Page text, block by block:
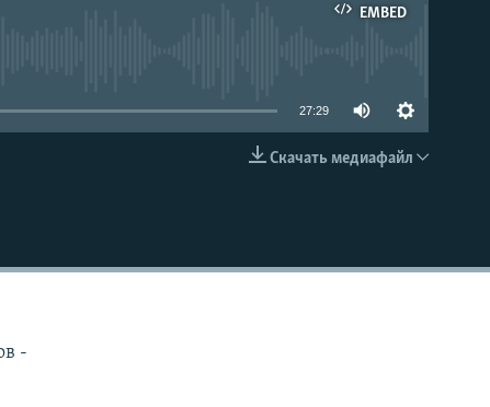
EMBED
EMBED
27:29
Скачать медиафайл
-